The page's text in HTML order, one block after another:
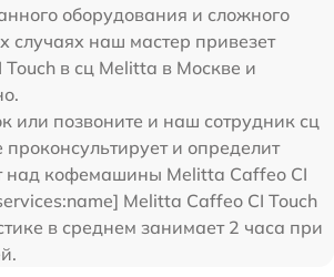
оборудования и сложного
случаях наш мастер привезет
в сц Melitta в Москве и
или позвоните и наш сотрудник сц
и определит
над кофемашины Melitta Caffeo CI
Melitta Caffeo CI Touch
в среднем занимает 2 часа при